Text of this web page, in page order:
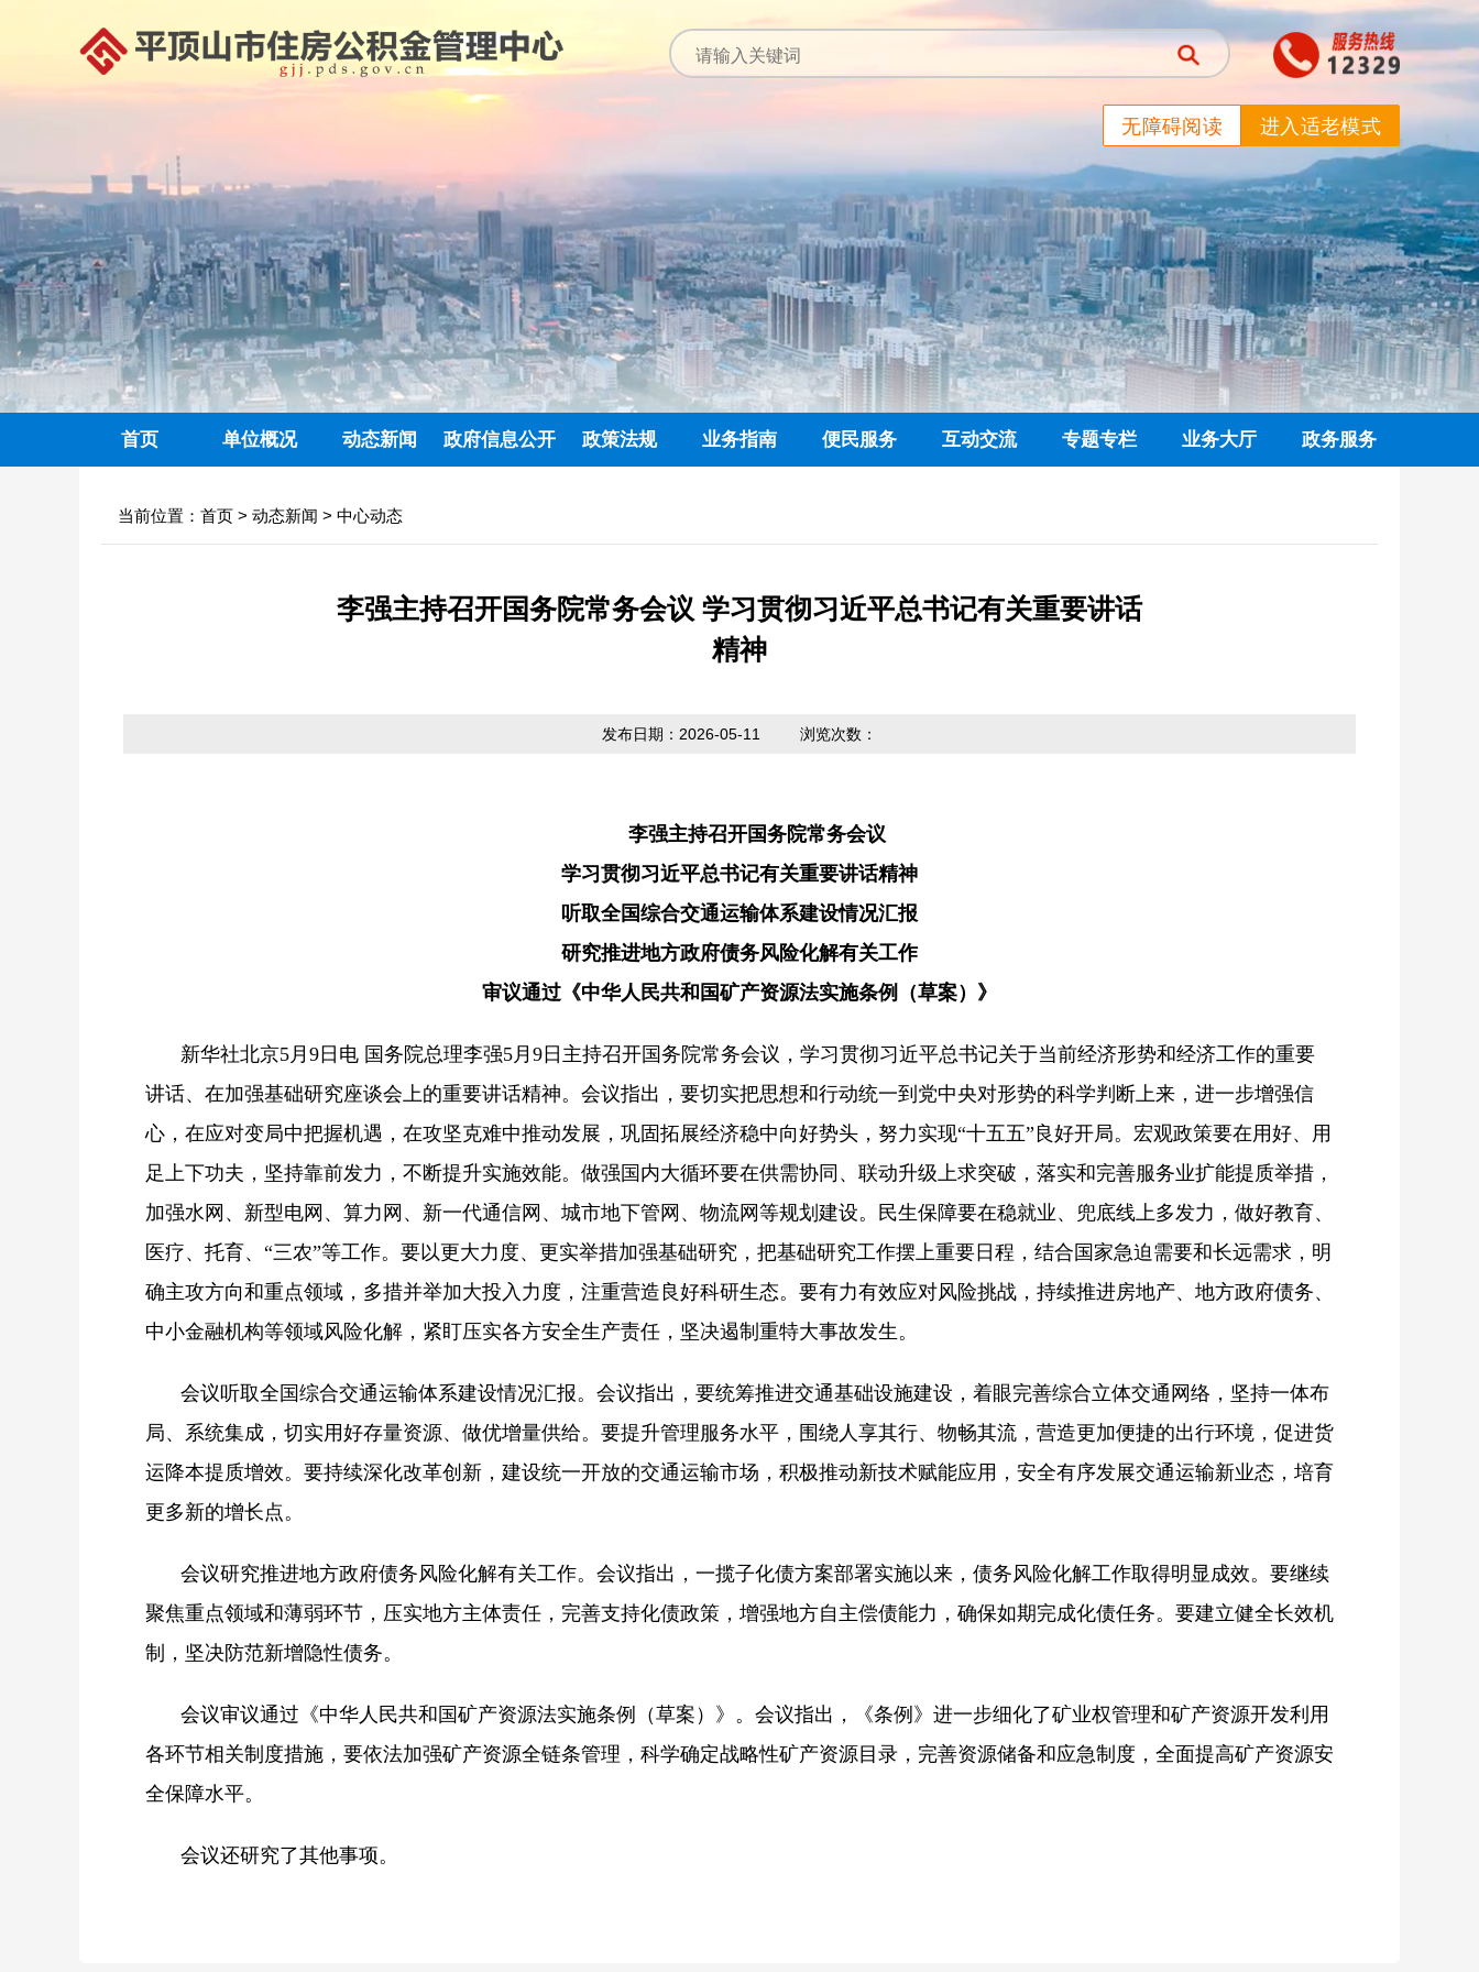
进入适老模式
无障碍阅读
首页 单位概况
中心领导
动态新闻
行业新闻
政府信息公开
信息公开制度
政府信息公开
年度报告
政策法规
国家政策法规
省级政策法规
政策解读
业务指南
提取业务指南
贷款业务指南
便民服务
利率公告
常见问题
互动交流
互动反馈
意见征集
专题专栏
纪检监察
优化营商环境
业务大厅
省政务大厅
政务服务
当前位置： 首页 > 动态新闻 > 中心动态
李强主持召开国务院常务会议 学习贯彻习近平总书记有关重要讲话
精神
发布日期：2026-05-11 浏览次数：
李强主持召开国务院常务会议
学习贯彻习近平总书记有关重要讲话精神
听取全国综合交通运输体系建设情况汇报
研究推进地方政府债务风险化解有关工作
审议通过《中华人民共和国矿产资源法实施条例（草案）》
新华社北京5月9日电 国务院总理李强5月9日主持召开国务院常务会议，学习贯彻习近平总书记关于当前经济形势和经济工作的重要
讲话、在加强基础研究座谈会上的重要讲话精神。会议指出，要切实把思想和行动统一到党中央对形势的科学判断上来，进一步增强信
心，在应对变局中把握机遇，在攻坚克难中推动发展，巩固拓展经济稳中向好势头，努力实现“十五五”良好开局。宏观政策要在用好、用
足上下功夫，坚持靠前发力，不断提升实施效能。做强国内大循环要在供需协同、联动升级上求突破，落实和完善服务业扩能提质举措，
加强水网、新型电网、算力网、新一代通信网、城市地下管网、物流网等规划建设。民生保障要在稳就业、兜底线上多发力，做好教育、
医疗、托育、“三农”等工作。要以更大力度、更实举措加强基础研究，把基础研究工作摆上重要日程，结合国家急迫需要和长远需求，明
确主攻方向和重点领域，多措并举加大投入力度，注重营造良好科研生态。要有力有效应对风险挑战，持续推进房地产、地方政府债务、
中小金融机构等领域风险化解，紧盯压实各方安全生产责任，坚决遏制重特大事故发生。
会议听取全国综合交通运输体系建设情况汇报。会议指出，要统筹推进交通基础设施建设，着眼完善综合立体交通网络，坚持一体布
局、系统集成，切实用好存量资源、做优增量供给。要提升管理服务水平，围绕人享其行、物畅其流，营造更加便捷的出行环境，促进货
运降本提质增效。要持续深化改革创新，建设统一开放的交通运输市场，积极推动新技术赋能应用，安全有序发展交通运输新业态，培育
更多新的增长点。
会议研究推进地方政府债务风险化解有关工作。会议指出，一揽子化债方案部署实施以来，债务风险化解工作取得明显成效。要继续
聚焦重点领域和薄弱环节，压实地方主体责任，完善支持化债政策，增强地方自主偿债能力，确保如期完成化债任务。要建立健全长效机
制，坚决防范新增隐性债务。
会议审议通过《中华人民共和国矿产资源法实施条例（草案）》。会议指出，《条例》进一步细化了矿业权管理和矿产资源开发利用
各环节相关制度措施，要依法加强矿产资源全链条管理，科学确定战略性矿产资源目录，完善资源储备和应急制度，全面提高矿产资源安
全保障水平。
会议还研究了其他事项。